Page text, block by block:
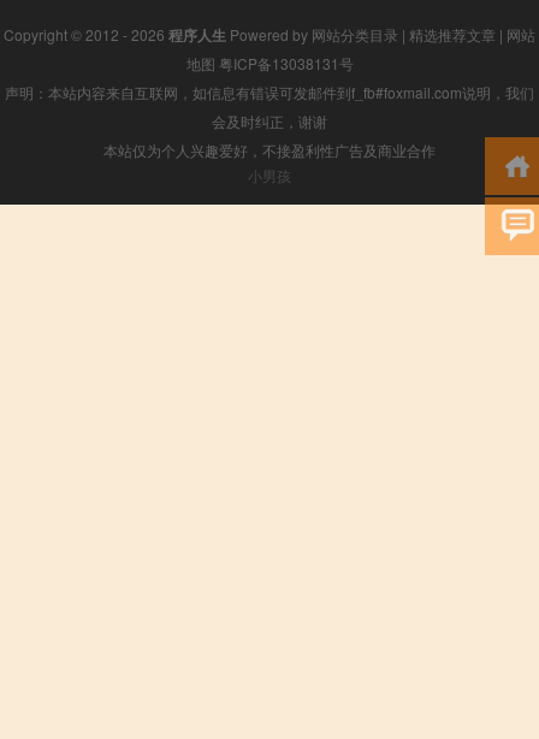
Copyright © 2012 - 2026 程序人生 Powered by 网站分类目录 | 精选推荐文章 | 网站
地图 粤ICP备13038131号
声明：本站内容来自互联网，如信息有错误可发邮件到f_fb#foxmail.com说明，我们
会及时纠正，谢谢
本站仅为个人兴趣爱好，不接盈利性广告及商业合作
小男孩